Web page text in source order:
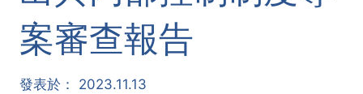
案審查報告
發表於： 2023.11.13